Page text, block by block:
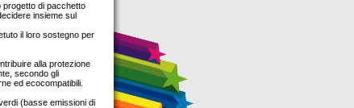
progetto di pacchetto
insieme sul
il loro sostegno per
alla protezione
secondo gli
ed ecocompatibili.
(basse emissioni di